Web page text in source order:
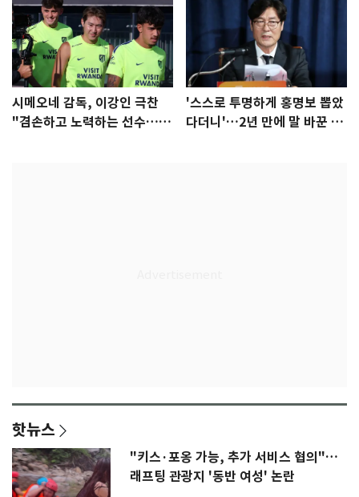
시메오네 감독, 이강인 극찬
"겸손하고 노력하는 선수…좋
'스스로 투명하게 홍명보 뽑았
다더니'…2년 만에 말 바꾼 이
핫뉴스
"키스·포옹 가능, 추가 서비스 협의"…
래프팅 관광지 '동반 여성' 논란